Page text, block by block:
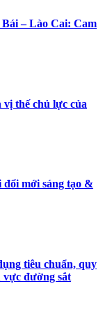
– Lào Cai: Cam
thế chủ lực của
mới sáng tạo &
tiêu chuẩn, quy
đường sắt